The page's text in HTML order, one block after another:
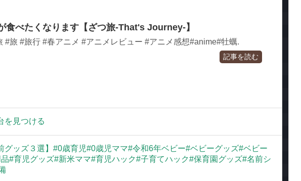
食べたくなります【ざつ旅-That's Journey-】
#旅 #旅行 #春アニメ #アニメレビュー #アニメ感想#anime#牡蠣.
記事を読む
を見つける
グッズ３選】#0歳育児#0歳児ママ#令和6年ベビー#ベビーグッズ#ベビー
#育児グッズ#新米ママ#育児ハック#子育てハック#保育園グッズ#名前シ